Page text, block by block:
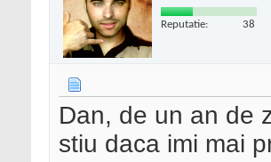
Reputatie: 38
Dan, de un an de
stiu daca imi mai